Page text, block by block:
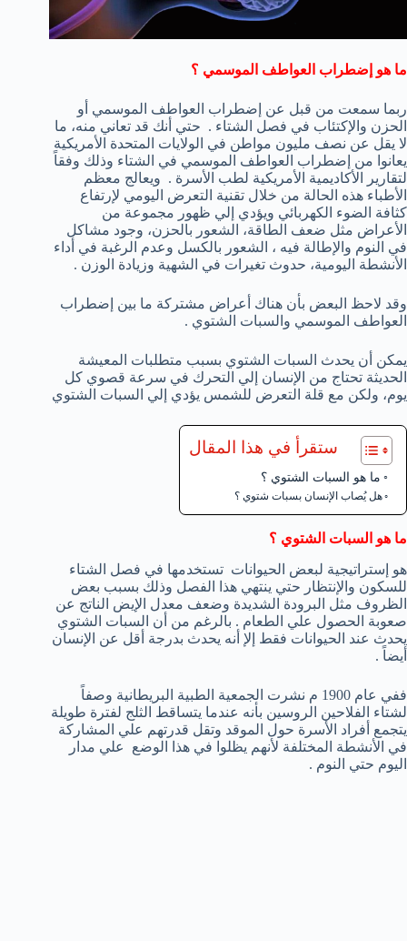
ما هو إضطراب العواطف الموسمي ؟
ربما سمعت من قبل عن إضطراب العواطف الموسمي أو
الحزن والإكتئاب في فصل الشتاء . حتي أنك قد تعاني منه، ما
لا يقل عن نصف مليون مواطن في الولايات المتحدة الأمريكية
يعانوا من إضطراب العواطف الموسمي في الشتاء وذلك وفقاً
لتقارير الأكاديمية الأمريكية لطب الأسرة . ويعالج معظم
الأطباء هذه الحالة من خلال تقنية التعرض اليومي لإرتفاع
كثافة الضوء الكهربائي ويؤدي إلي ظهور مجموعة من
الأعراض مثل ضعف الطاقة، الشعور بالحزن، وجود مشاكل
في النوم والإطالة فيه ، الشعور بالكسل وعدم الرغبة في أداء
الأنشطة اليومية، حدوث تغيرات في الشهية وزيادة الوزن .
وقد لاحظ البعض بأن هناك أعراض مشتركة ما بين إضطراب
العواطف الموسمي والسبات الشتوي .
يمكن أن يحدث السبات الشتوي بسبب متطلبات المعيشة
الحديثة تحتاج من الإنسان إلي التحرك في سرعة قصوي كل
يوم، ولكن مع قلة التعرض للشمس يؤدي إلي السبات الشتوي
ستقرأ في هذا المقال
ما هو السبات الشتوي ؟
هل يُصاب الإنسان بسبات شتوي ؟
ما هو السبات الشتوي ؟
هو إستراتيجية لبعض الحيوانات تستخدمها في فصل الشتاء
للسكون والإنتظار حتي ينتهي هذا الفصل وذلك بسبب بعض
الظروف مثل البرودة الشديدة وضعف معدل الإيض الناتج عن
صعوبة الحصول علي الطعام . بالرغم من أن السبات الشتوي
يحدث عند الحيوانات فقط إلإ أنه يحدث بدرجة أقل عن الإنسان
أيضاً .
ففي عام 1900 م نشرت الجمعية الطبية البريطانية وصفاً
لشتاء الفلاحين الروسين بأنه عندما يتساقط الثلج لفترة طويلة
يتجمع أفراد الأسرة حول الموقد وتقل قدرتهم علي المشاركة
في الأنشطة المختلفة لأنهم يظلوا في هذا الوضع علي مدار
اليوم حتي النوم .